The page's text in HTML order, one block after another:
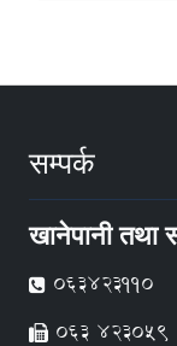
सम्पर्क
खानेपानी तथा
063423110
063 423059